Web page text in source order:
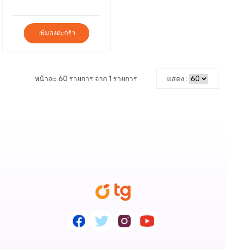
เพิ่มลงตะกร้า
หน้าละ 60 รายการ จาก 1 รายการ แสดง :